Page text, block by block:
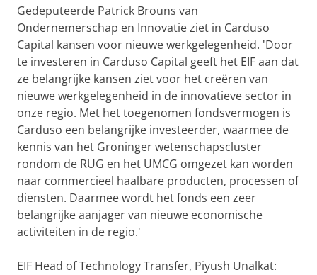
Gedeputeerde Patrick Brouns van
Ondernemerschap en Innovatie ziet in Carduso
Capital kansen voor nieuwe werkgelegenheid. 'Door
te investeren in Carduso Capital geeft het EIF aan dat
ze belangrijke kansen ziet voor het creëren van
nieuwe werkgelegenheid in de innovatieve sector in
onze regio. Met het toegenomen fondsvermogen is
Carduso een belangrijke investeerder, waarmee de
kennis van het Groninger wetenschapscluster
rondom de RUG en het UMCG omgezet kan worden
naar commercieel haalbare producten, processen of
diensten. Daarmee wordt het fonds een zeer
belangrijke aanjager van nieuwe economische
activiteiten in de regio.'
EIF Head of Technology Transfer, Piyush Unalkat: